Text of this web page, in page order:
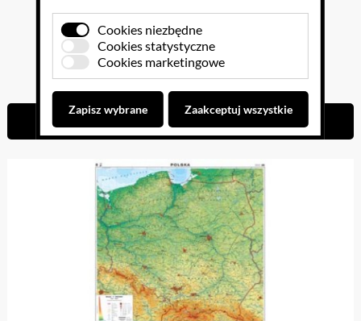
Bryły wielościany prawidłowe 6 szt
289.05 PLN
Do koszyka
Cookies niezbędne
Cookies statystyczne
Cookies marketingowe
Zapisz wybrane Zaakceptuj wszystkie